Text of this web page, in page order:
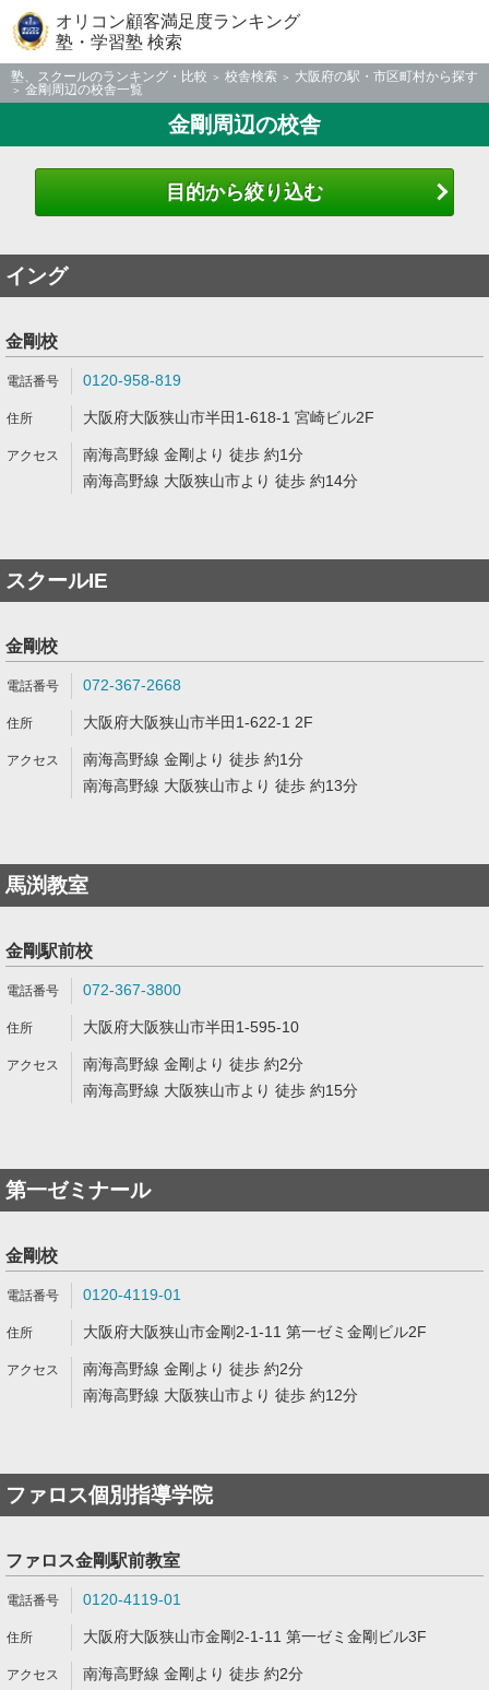
オリコン顧客満足度ランキング
塾・学習塾 検索
塾、スクールのランキング・比較 校舎検索
大阪府の駅・市区町村から探す
金剛周辺の校舎一覧
金剛周辺の校舎
目的から絞り込む
イング
金剛校
0120-958-819
大阪府大阪狭山市半田1-618-1 宮崎ビル2F
南海高野線 金剛より 徒歩 約1分
南海高野線 大阪狭山市より 徒歩 約14分
スクールIE
金剛校
072-367-2668
大阪府大阪狭山市半田1-622-1 2F
南海高野線 金剛より 徒歩 約1分
南海高野線 大阪狭山市より 徒歩 約13分
馬渕教室
金剛駅前校
072-367-3800
大阪府大阪狭山市半田1-595-10
南海高野線 金剛より 徒歩 約2分
南海高野線 大阪狭山市より 徒歩 約15分
第一ゼミナール
金剛校
0120-4119-01
大阪府大阪狭山市金剛2-1-11 第一ゼミ金剛ビル2F
南海高野線 金剛より 徒歩 約2分
南海高野線 大阪狭山市より 徒歩 約12分
ファロス個別指導学院
ファロス金剛駅前教室
0120-4119-01
大阪府大阪狭山市金剛2-1-11 第一ゼミ金剛ビル3F
南海高野線 金剛より 徒歩 約2分